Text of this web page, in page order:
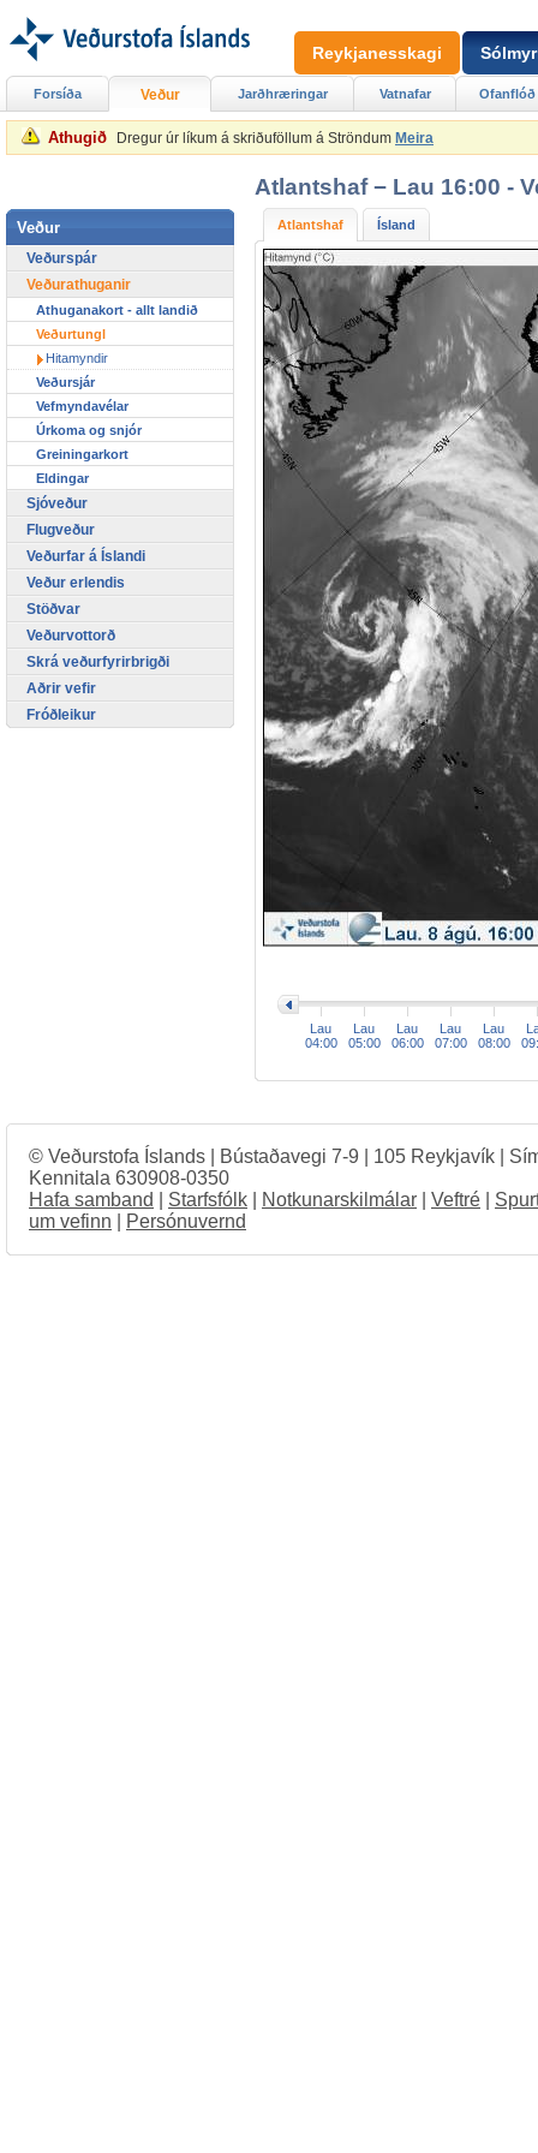
Athugið Dregur úr líkum á skriðuföllum á Ströndum Meira
Atlantshaf − Lau 16:00 -
Atlantshaf Ísland
Lau
04:00
Lau
05:00
Lau
06:00
Lau
07:00
Lau
08:00
Forsíða Veður Jarðhræringar Vatnafar Ofanflóð
Veður
Veðurspár
Veðurathuganir
Athuganakort - allt landið
Veðurtungl
Hitamyndir
Veðursjár
Vefmyndavélar
Úrkoma og snjór
Greiningarkort
Eldingar
Sjóveður
Flugveður
Veðurfar á Íslandi
Veður erlendis
Stöðvar
Veðurvottorð
Skrá veðurfyrirbrigði
Aðrir vefir
Fróðleikur
Reykjanesskagi
© Veðurstofa Íslands | Bústaðavegi 7-9 | 105 Reykjavík |
Kennitala 630908-0350
Hafa samband
Starfsfólk Notkunarskilmálar Veftré
um vefinn
Persónuvernd